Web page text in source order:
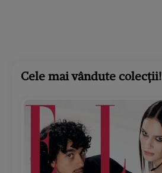
Cele mai vândute colecții!